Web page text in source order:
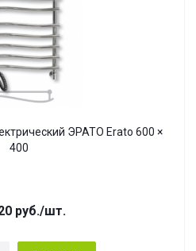
ЭРАТО Erato 600 ×
400
руб./шт.